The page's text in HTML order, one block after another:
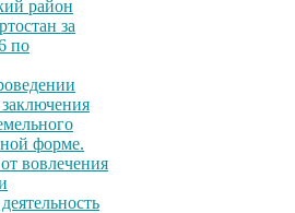
район
за
по
форме.
вовлечения